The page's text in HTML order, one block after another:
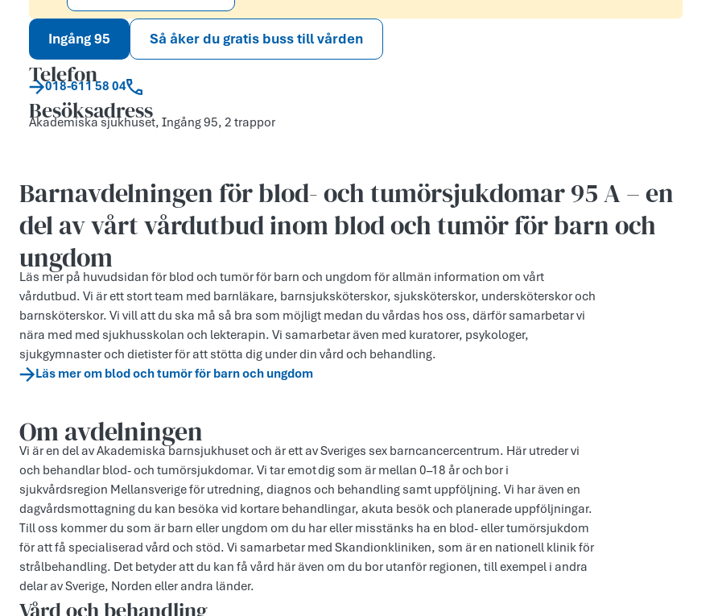
Ingång 95 Så åker du gratis buss till vården
Telefon
018-611 58 04
Besöksadress
Akademiska sjukhuset, Ingång 95, 2 trappor
Barnavdelningen för blod- och tumörsjukdomar 95 A – en
del av vårt vårdutbud inom blod och tumör för barn och
ungdom
Läs mer på huvudsidan för blod och tumör för barn och ungdom för allmän information om vårt
vårdutbud. Vi är ett stort team med barnläkare, barnsjuksköterskor, sjuksköterskor, undersköterskor och
barnsköterskor. Vi vill att du ska må så bra som möjligt medan du vårdas hos oss, därför samarbetar vi
nära med med sjukhusskolan och lekterapin. Vi samarbetar även med kuratorer, psykologer,
sjukgymnaster och dietister för att stötta dig under din vård och behandling.
Läs mer om blod och tumör för barn och ungdom
Om avdelningen
Vi är en del av Akademiska barnsjukhuset och är ett av Sveriges sex barncancercentrum. Här utreder vi
och behandlar blod- och tumörsjukdomar. Vi tar emot dig som är mellan 0–18 år och bor i
sjukvårdsregion Mellansverige för utredning, diagnos och behandling samt uppföljning. Vi har även en
dagvårdsmottagning du kan besöka vid kortare behandlingar, akuta besök och planerade uppföljningar.
Till oss kommer du som är barn eller ungdom om du har eller misstänks ha en blod- eller tumörsjukdom
för att få specialiserad vård och stöd. Vi samarbetar med Skandionkliniken, som är en nationell klinik för
strålbehandling. Det betyder att du kan få vård här även om du bor utanför regionen, till exempel i andra
delar av Sverige, Norden eller andra länder.